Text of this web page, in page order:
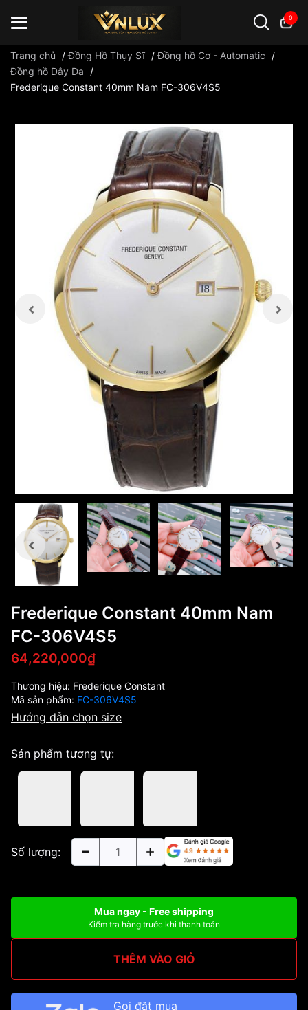
0
Đồng hồ casio đồng hồ G-Shock đồng hồ Orient ...
Trang chủ /Đồng Hồ Thụy Sĩ /Đồng hồ Cơ - Automatic
/
Đồng hồ Dây Da
/
Frederique Constant 40mm Nam FC-306V4S5
Frederique Constant 40mm Nam
FC-306V4S5
64,220,000₫
Thương hiệu: Frederique Constant
Mã sản phẩm: FC-306V4S5
Hướng dẫn chọn size
Sản phẩm tương tự:
Số lượng:
Mua ngay - Free shipping
Kiểm tra hàng trước khi thanh toán
THÊM VÀO GIỎ
Gọi đặt mua